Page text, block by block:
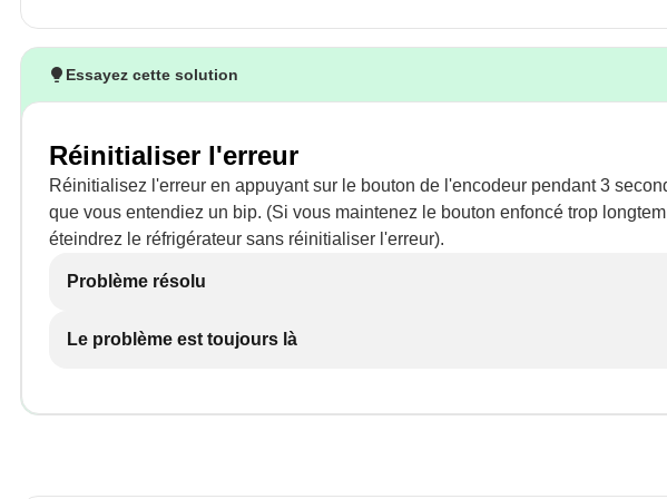
Essayez cette solution
Réinitialiser l'erreur
Réinitialisez l'erreur en appuyant sur le bouton de l'encodeur pendant 3
que vous entendiez un bip. (Si vous maintenez le bouton enfoncé trop
éteindrez le réfrigérateur sans réinitialiser l'erreur).
Problème résolu
Le problème est toujours là